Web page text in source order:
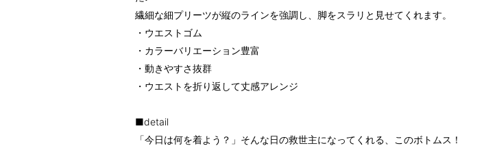
繊細な細プリーツが縦のラインを強調し、脚をスラリと見せてくれます。
・ウエストゴム
・カラーバリエーション豊富
・動きやすさ抜群
・ウエストを折り返して丈感アレンジ
■detail
「今日は何を着よう？」そんな日の救世主になってくれる、このボトムス！